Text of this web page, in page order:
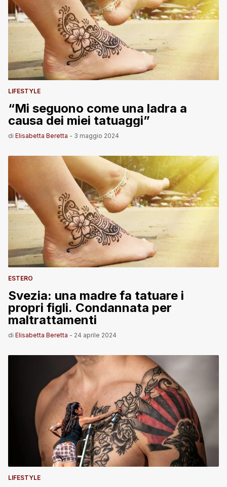
LIFESTYLE
“Mi seguono come una ladra a
causa dei miei tatuaggi”
di Elisabetta Beretta - 3 maggio 2024
ESTERO
Svezia: una madre fa tatuare i
propri figli. Condannata per
maltrattamenti
di Elisabetta Beretta - 24 aprile 2024
LIFESTYLE